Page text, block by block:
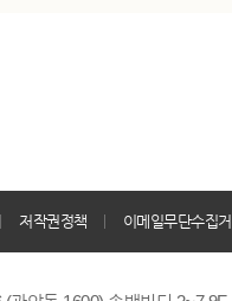
저작권정책 이메일무단수집